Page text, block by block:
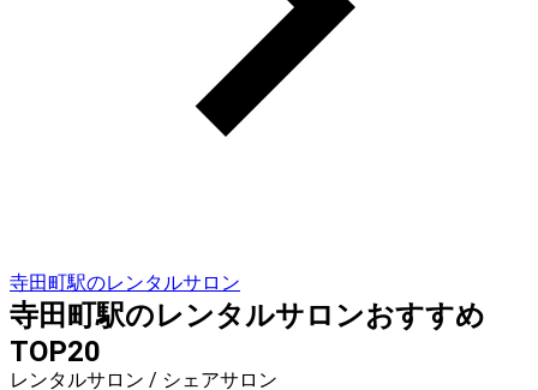
寺田町駅のレンタルサロン
寺田町駅のレンタルサロンおすすめ
TOP20
レンタルサロン / シェアサロン